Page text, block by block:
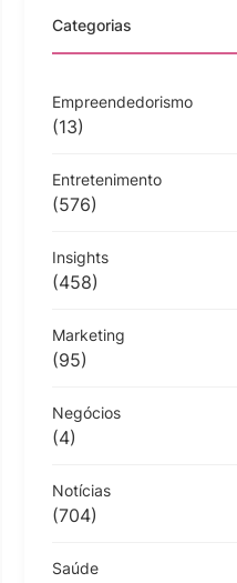
Categorias
Empreendedorismo
(13)
Entretenimento
(576)
Insights
(458)
Marketing
(95)
Negócios
(4)
Notícias
(704)
Saúde